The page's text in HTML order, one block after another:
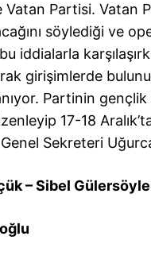
Partisi. Vatan
söylediği ve
iddialarla
girişimlerde
Partinin
17-18
Sekreteri
– Sibel